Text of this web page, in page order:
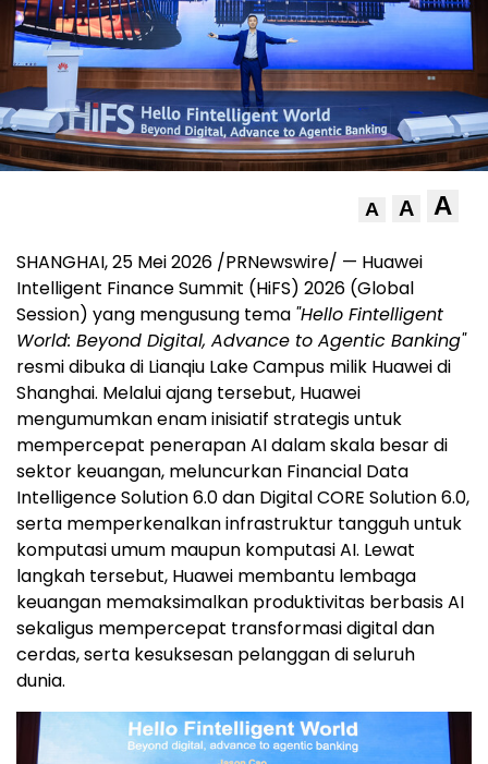
A A A
SHANGHAI, 25 Mei 2026 /PRNewswire/ — Huawei
Intelligent Finance Summit (HiFS) 2026 (Global
Session) yang mengusung tema "Hello Fintelligent
World: Beyond Digital, Advance to Agentic Banking"
resmi dibuka di Lianqiu Lake Campus milik Huawei di
Shanghai. Melalui ajang tersebut, Huawei
mengumumkan enam inisiatif strategis untuk
mempercepat penerapan AI dalam skala besar di
sektor keuangan, meluncurkan Financial Data
Intelligence Solution 6.0 dan Digital CORE Solution 6.0,
serta memperkenalkan infrastruktur tangguh untuk
komputasi umum maupun komputasi AI. Lewat
langkah tersebut, Huawei membantu lembaga
keuangan memaksimalkan produktivitas berbasis AI
sekaligus mempercepat transformasi digital dan
cerdas, serta kesuksesan pelanggan di seluruh
dunia.